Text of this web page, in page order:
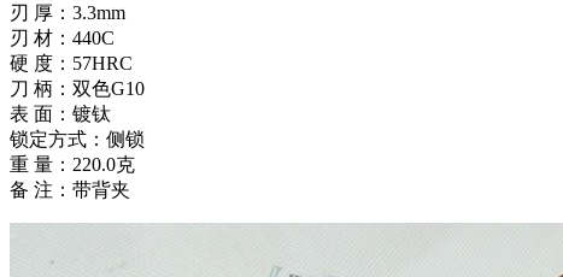
刃 厚：3.3mm
刃 材：440C
硬 度：57HRC
刀 柄：双色G10
表 面：镀钛
锁定方式：侧锁
重 量：220.0克
备 注：带背夹